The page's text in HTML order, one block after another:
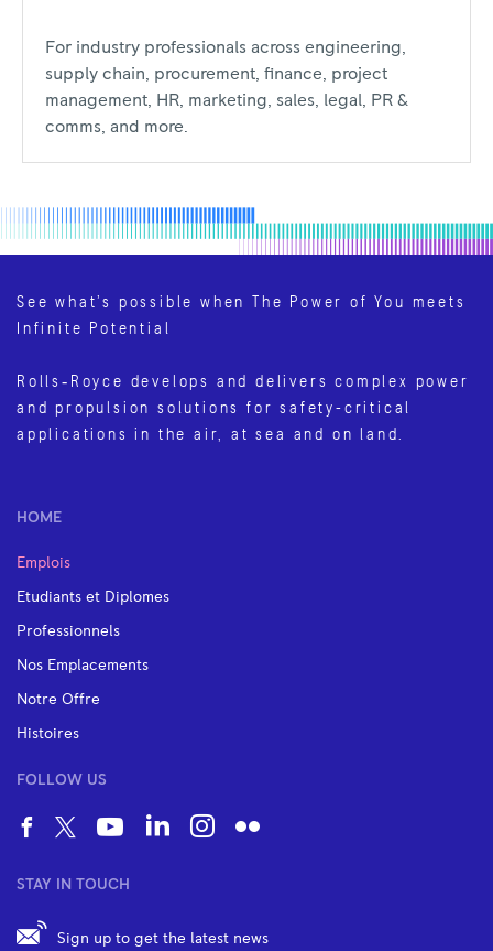
For industry professionals across engineering,
supply chain, procurement, finance, project
management, HR, marketing, sales, legal, PR &
comms, and more.
See what’s possible when The Power of You meets
Infinite Potential
Rolls‑Royce develops and delivers complex power
and propulsion solutions for safety-critical
applications in the air, at sea and on land.
HOME
Emplois
Etudiants et Diplomes
Professionnels
Nos Emplacements
Notre Offre
Histoires
FOLLOW US
STAY IN TOUCH
Sign up to get the latest news